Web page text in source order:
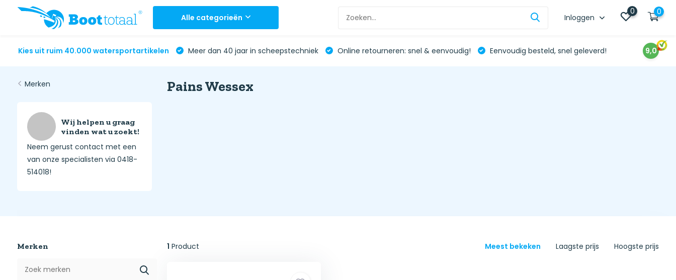
Alle categorieën Inloggen
0 0
Kies uit ruim 40.000 watersportartikelen Meer dan 40 jaar in scheepstechniek Online retourneren: snel & eenvoudig! Eenvoudig besteld, snel geleverd! 9,0
Merken
Wij helpen u graag
vinden wat u zoekt!
Neem gerust contact met een
van onze specialisten via 0418-
514018!
Pains Wessex
Merken 1 Product Meest bekeken Laagste prijs Hoogste prijs